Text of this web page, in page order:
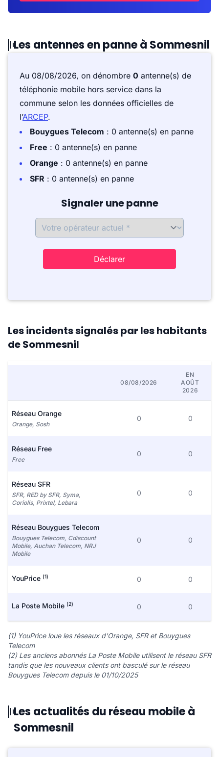
Les antennes en panne à Sommesnil
Au 08/08/2026, on dénombre 0 antenne(s) de
téléphonie mobile hors service dans la
commune selon les données officielles de
l’ARCEP.
Bouygues Telecom : 0 antenne(s) en panne
Free : 0 antenne(s) en panne
Orange : 0 antenne(s) en panne
SFR : 0 antenne(s) en panne
Signaler une panne
Déclarer
Les incidents signalés par les habitants
de Sommesnil
08/08/2026
EN
AOÛT
2026
Réseau Orange
Orange, Sosh
0 0
Réseau Free
Free
0 0
Réseau SFR
SFR, RED by SFR, Syma,
Coriolis, Prixtel, Lebara
0 0
Réseau Bouygues Telecom
Bouygues Telecom, Cdiscount
Mobile, Auchan Telecom, NRJ
Mobile
0 0
YouPrice (1) 0 0
La Poste Mobile (2) 0 0
(1) YouPrice loue les réseaux d'Orange, SFR et Bouygues
Telecom
(2) Les anciens abonnés La Poste Mobile utilisent le réseau SFR
tandis que les nouveaux clients ont basculé sur le réseau
Bouygues Telecom depuis le 01/10/2025
Les actualités du réseau mobile à
Sommesnil